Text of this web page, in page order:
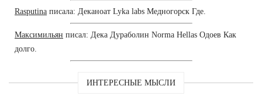
Rasputina писала: Деканоат Lyka labs Медногорск Где.
Максимильян писал: Дека Дураболин Norma Hellas Одоев Как
долго.
ИНТЕРЕСНЫЕ МЫСЛИ